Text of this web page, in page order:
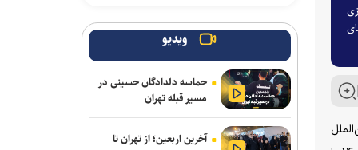
استان‌های دیگر در دستور کار
تحول ظرفیت مکمل وزارت علوم برای
شتاب‌بخشی به تحول در آموزش عالی
است
ابلاغ دستور جدید وزارت علوم درباره
ویدیو
حماسه دلدادگان حسینی در
مسیر قبله تهران
آخرین اربعین؛ از تهران تا